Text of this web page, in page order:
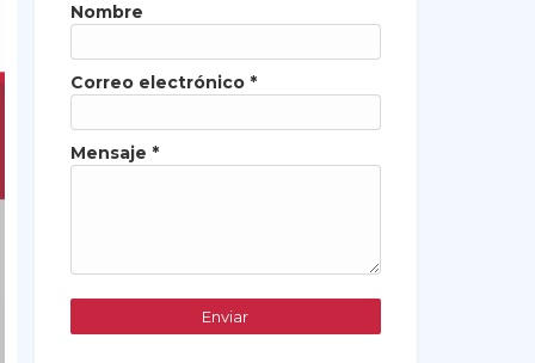
Nombre
Correo electrónico *
Mensaje *